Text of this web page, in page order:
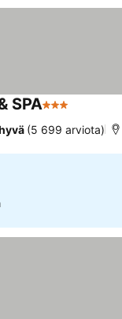
SPA3 Tähtiluokitus
(5 699 arviota)